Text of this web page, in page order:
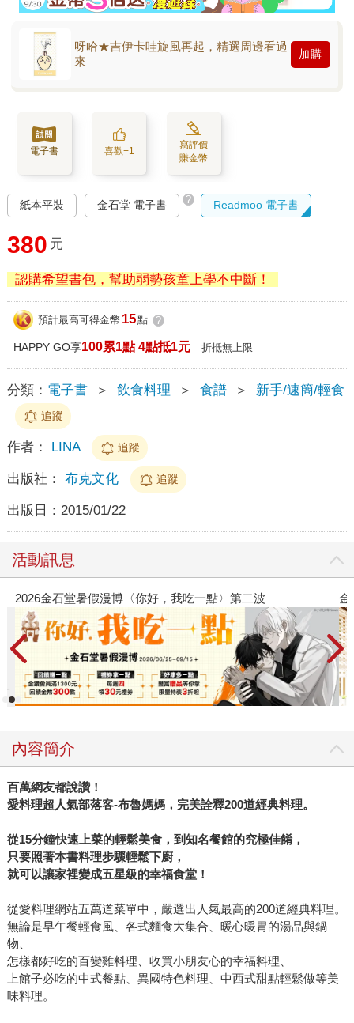
呀哈★吉伊卡哇旋風再起，精選周邊看過
來
加購
電子書 喜歡+1
寫評價
賺金幣
紙本平裝 金石堂 電子書 ? Readmoo 電子書
380 元
認購希望書包，幫助弱勢孩童上學不中斷！
預計最高可得金幣 15點 ?
HAPPY GO享100累1點 4點抵1元 折抵無上限
分類： 電子書 ＞ 飲食料理 ＞ 食譜 ＞ 新手/速簡/輕食
追蹤
作者： LINA 追蹤
出版社： 布克文化 追蹤
出版日： 2015/01/22
活動訊息
金石堂2026海外優惠：電子書
內容簡介
百萬網友都說讚！
愛料理超人氣部落客-布魯媽媽，完美詮釋200道經典料理。
從15分鐘快速上菜的輕鬆美食，到知名餐館的究極佳餚，
只要照著本書料理步驟輕鬆下廚，
就可以讓家裡變成五星級的幸福食堂！
從愛料理網站五萬道菜單中，嚴選出人氣最高的200道經典料理。
無論是早午餐輕食風、各式麵食大集合、暖心暖胃的湯品與鍋
物、
怎樣都好吃的百變雞料理、收買小朋友心的幸福料理、
上館子必吃的中式餐點、異國特色料理、中西式甜點輕鬆做等美
味料理。